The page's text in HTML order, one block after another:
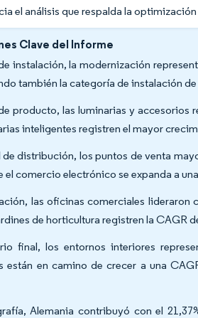
el análisis que respalda la
Clave del Informe
instalación, la modernización
también la categoría de instalación
producto, las luminarias y accesorios
inteligentes registren el mayor
de distribución, los puntos de venta
el comercio electrónico se expanda a
las oficinas comerciales lideraron
de horticultura registren la CAGR
final, los entornos interiores
están en camino de crecer a una
Alemania contribuyó con el